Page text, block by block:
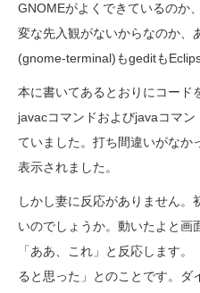
GNOMEがよくできているのか
変な先入観がないからなのか、
(gnome-terminal)もgeditも
本に書いてあるとおりにコード
javacコマンドおよびjavaコマ
ていました。打ち間違いがなか
表示されました。
しかし妻に反応がありません
いのでしょうか。動いたよと画
「ああ、これ」と反応します
ると思った」とのことです。ダ